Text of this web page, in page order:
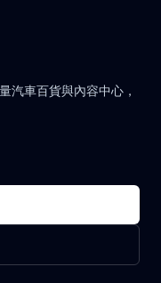
汽車百貨與內容中心，